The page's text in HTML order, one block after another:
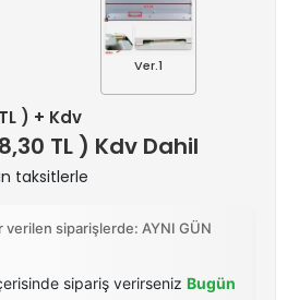
Ver.1
) + Kdv
TL ) Kdv Dahil
taksitlerle
verilen siparişlerde: AYNI GÜN
sipariş verirseniz Bugün